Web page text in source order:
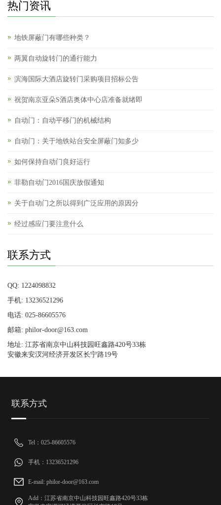
热门资讯
地铁屏蔽门有哪些种类？
两翼自动旋转门的通行能力
滨海国际大酒店旋转门采购项目招标公告
祝贺南京亚朵S酒店奥体中心店准备就绪即
自动门：自动平移门的机械结构
自动门：关于地铁站台安全屏蔽门知多少
如何保持自动门良好运行
菲勒自动门2016国庆放假通知
关于自动门之所以得到广泛应用的原因分
经过感应门要注意什么
联系方式
QQ: 1224098832
手机: 13236521296
电话: 025-86605576
邮箱: philor-door@163.com
地址: 江苏省南京中山科技园旺鑫路420号33栋
安徽来安汊河经济开发区长宁路19号
联系方式
Tel：025-86605576
手机：13236521296
E-mail: philor-door@163.com
Add：江苏省南京中山科技园旺鑫路420号33栋